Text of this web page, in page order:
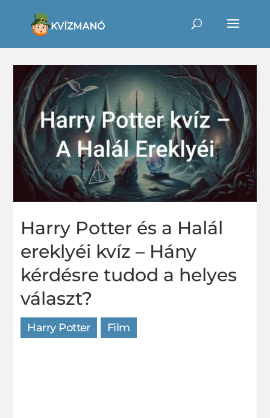
Harry Potter és a Halál
ereklyéi kvíz – Hány
kérdésre tudod a helyes
választ?
Harry Potter Film